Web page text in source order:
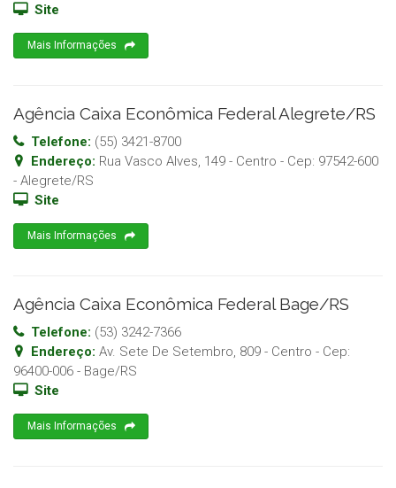
Site
Mais Informações
Agência Caixa Econômica Federal Alegrete/RS
Telefone: (55) 3421-8700
Endereço: Rua Vasco Alves, 149 - Centro - Cep: 97542-600
- Alegrete/RS
Site
Mais Informações
Agência Caixa Econômica Federal Bage/RS
Telefone: (53) 3242-7366
Endereço: Av. Sete De Setembro, 809 - Centro - Cep:
96400-006 - Bage/RS
Site
Mais Informações